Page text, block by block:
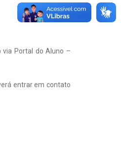
via Portal do Aluno –
entrar em contato